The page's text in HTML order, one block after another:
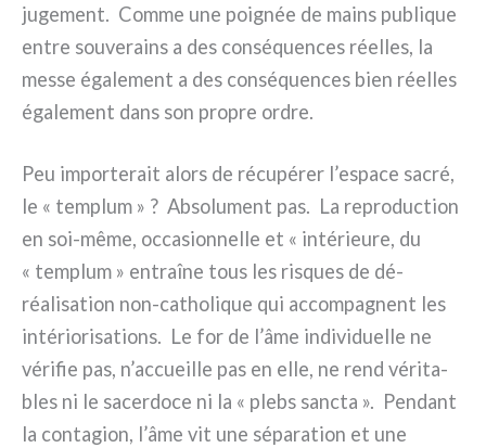
juge­ment. Comme une poi­gnée de mains publi­que
entre sou­ve­rains a des con­sé­quen­ces réel­les, la
mes­se éga­le­ment a des con­sé­quen­ces bien réel­les
éga­le­ment dans son pro­pre ordre.
Peu impor­te­rait alors de récu­pé­rer l’espace sacré,
le « tem­plum » ? Absolument pas. La repro­duc­tion
en soi-même, occa­sion­nel­le et « inté­rieu­re, du
« tem­plum » entraî­ne tous les risques de dé-
réalisation non-catholique qui accom­pa­gnent les
inté­rio­ri­sa­tions. Le for de l’âme indi­vi­duel­le ne
véri­fie pas, n’accueille pas en elle, ne rend véri­ta­
bles ni le sacer­do­ce ni la « plebs sanc­ta ». Pendant
la con­ta­gion, l’âme vit une sépa­ra­tion et une